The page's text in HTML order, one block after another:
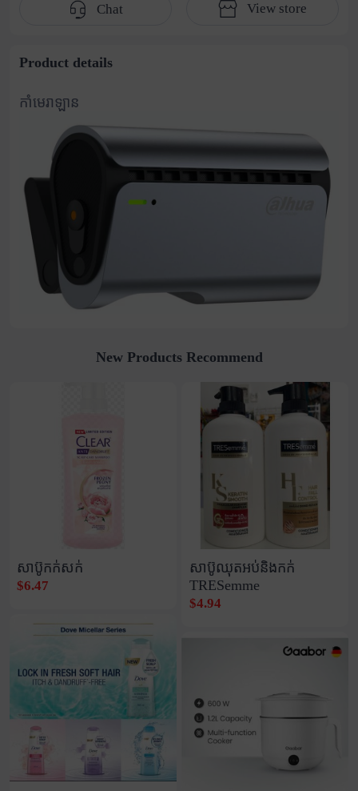
Chat View store
Product details
កាំមេរាឡាន
New Products Recommend
សាប៊ូកក់សក់
$6.47
សាប៊ូឈុតអប់និងកក់
TRESemme
$4.94